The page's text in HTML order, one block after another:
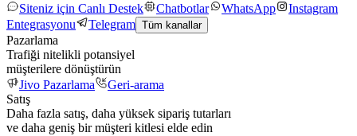
Siteniz için Canlı Destek
Chatbotlar WhatsApp
Instagram
Entegrasyonu
Telegram Tüm kanallar
Pazarlama
Trafiği nitelikli potansiyel
müşterilere dönüştürün
Jivo Pazarlama
Geri-arama
Satış
Daha fazla satış, daha yüksek sipariş tutarları
ve daha geniş bir müşteri kitlesi elde edin